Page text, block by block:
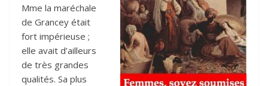
Mme la maréchale
de Grancey était
fort impérieuse ;
elle avait d’ailleurs
de très grandes
qualités. Sa plus